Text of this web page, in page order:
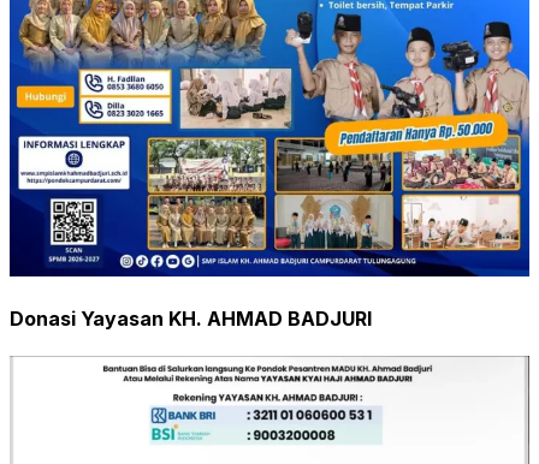
Donasi Yayasan KH. AHMAD BADJURI